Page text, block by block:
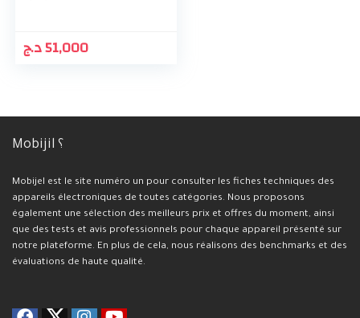
51,000د.ج
Mobijil ؟
Mobijel est le site numéro un pour consulter les fiches techniques des
appareils électroniques de toutes catégories. Nous proposons
également une sélection des meilleurs prix et offres du moment, ainsi
que des tests et avis professionnels pour chaque appareil présenté sur
notre plateforme. En plus de cela, nous réalisons des benchmarks et des
évaluations de haute qualité.